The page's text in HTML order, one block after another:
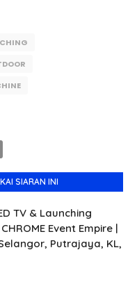
SIARAN INI
TV & Launching
Event Empire |
Putrajaya, KL,